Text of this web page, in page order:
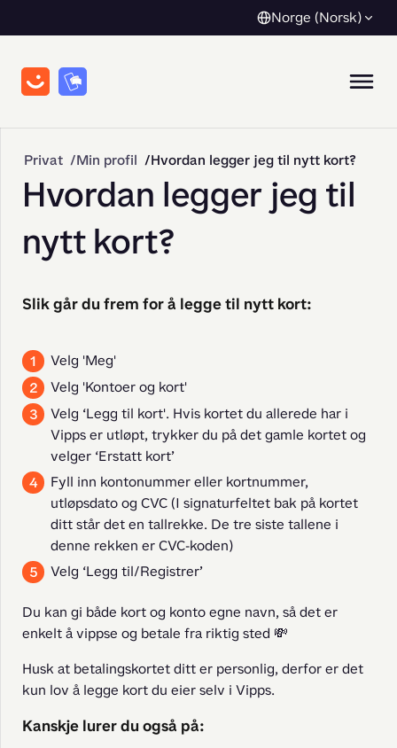
Norge (Norsk)
Privat Min profil Hvordan legger jeg til nytt kort?
Hvordan legger jeg til
nytt kort?
Slik går du frem for å legge til nytt kort:
Velg 'Meg'
Velg 'Kontoer og kort'
Velg ‘Legg til kort'. Hvis kortet du allerede har i
Vipps er utløpt, trykker du på det gamle kortet og
velger ‘Erstatt kort’
Fyll inn kontonummer eller kortnummer,
utløpsdato og CVC (I signaturfeltet bak på kortet
ditt står det en tallrekke. De tre siste tallene i
denne rekken er CVC-koden)
Velg ‘Legg til/Registrer’
Du kan gi både kort og konto egne navn, så det er
enkelt å vippse og betale fra riktig sted 💸
Husk at betalingskortet ditt er personlig, derfor er det
kun lov å legge kort du eier selv i Vipps.
Kanskje lurer du også på: